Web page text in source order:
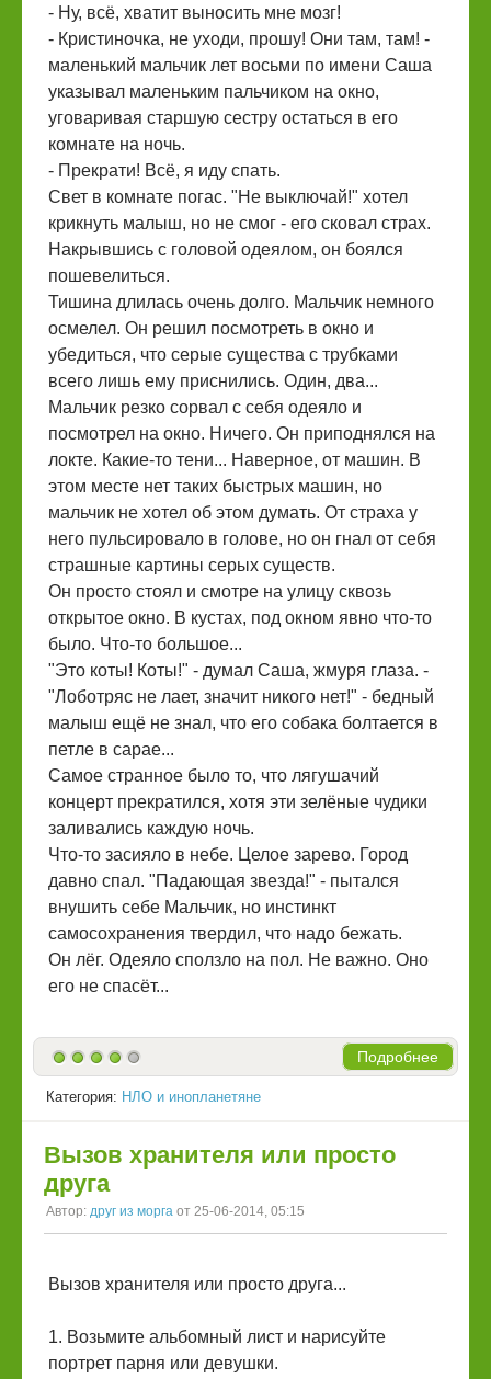
- Ну, всё, хватит выносить мне мозг!
- Кристиночка, не уходи, прошу! Они там, там! -
маленький мальчик лет восьми по имени Саша
указывал маленьким пальчиком на окно,
уговаривая старшую сестру остаться в его
комнате на ночь.
- Прекрати! Всё, я иду спать.
Свет в комнате погас. "Не выключай!" хотел
крикнуть малыш, но не смог - его сковал страх.
Накрывшись с головой одеялом, он боялся
пошевелиться.
Тишина длилась очень долго. Мальчик немного
осмелел. Он решил посмотреть в окно и
убедиться, что серые существа с трубками
всего лишь ему приснились. Один, два...
Мальчик резко сорвал с себя одеяло и
посмотрел на окно. Ничего. Он приподнялся на
локте. Какие-то тени... Наверное, от машин. В
этом месте нет таких быстрых машин, но
мальчик не хотел об этом думать. От страха у
него пульсировало в голове, но он гнал от себя
страшные картины серых существ.
Он просто стоял и смотре на улицу сквозь
открытое окно. В кустах, под окном явно что-то
было. Что-то большое...
"Это коты! Коты!" - думал Саша, жмуря глаза. -
"Лоботряс не лает, значит никого нет!" - бедный
малыш ещё не знал, что его собака болтается в
петле в сарае...
Самое странное было то, что лягушачий
концерт прекратился, хотя эти зелёные чудики
заливались каждую ночь.
Что-то засияло в небе. Целое зарево. Город
давно спал. "Падающая звезда!" - пытался
внушить себе Мальчик, но инстинкт
самосохранения твердил, что надо бежать.
Он лёг. Одеяло сползло на пол. Не важно. Оно
его не спасёт...
Подробнее
Категория: НЛО и инопланетяне
Вызов хранителя или просто
друга
Автор: друг из морга от 25-06-2014, 05:15
Вызов хранителя или просто друга...
1. Возьмите альбомный лист и нарисуйте
портрет парня или девушки.